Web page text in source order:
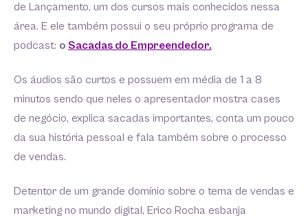
de Lançamento, um dos cursos mais conhecidos nessa
área. E ele também possui o seu próprio programa de
podcast: o Sacadas do Empreendedor.
Os áudios são curtos e possuem em média de 1 a 8
minutos sendo que neles o apresentador mostra cases
de negócio, explica sacadas importantes, conta um pouco
da sua história pessoal e fala também sobre o processo
de vendas.
Detentor de um grande domínio sobre o tema de vendas e
marketing no mundo digital, Erico Rocha esbanja